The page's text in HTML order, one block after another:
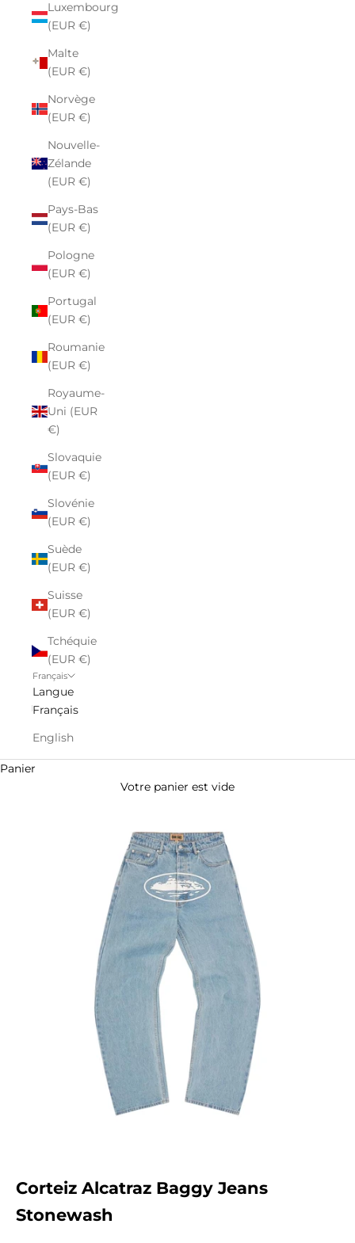
Luxembourg
(EUR €)
Malte
(EUR €)
Norvège
(EUR €)
Nouvelle-
Zélande
(EUR €)
Pays-Bas
(EUR €)
Pologne
(EUR €)
Portugal
(EUR €)
Roumanie
(EUR €)
Royaume-
Uni (EUR
€)
Slovaquie
(EUR €)
Slovénie
(EUR €)
Suède
(EUR €)
Suisse
(EUR €)
Tchéquie
(EUR €)
Français
Langue
Français
English
Panier
Votre panier est vide
Corteiz Alcatraz Baggy Jeans
Stonewash